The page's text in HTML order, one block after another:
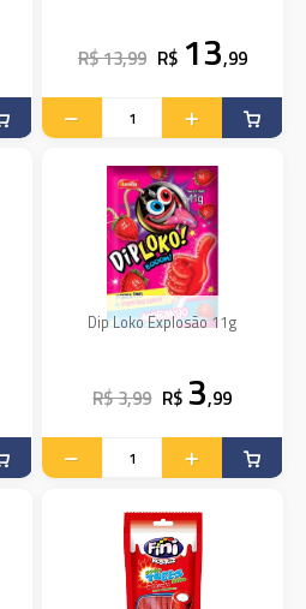
R$ 13,99 R$ 13,99
Dip Loko Explosão 11g
R$ 3,99 R$ 3,99